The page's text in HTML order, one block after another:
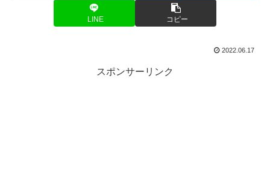
LINE コピー
2022.06.17
スポンサーリンク